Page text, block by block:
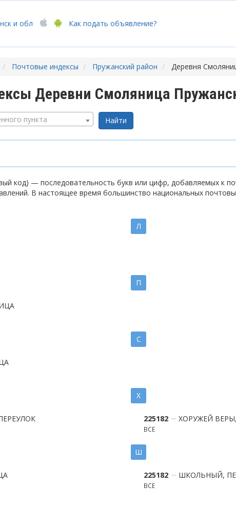
и обл Как подать объявление?
Почтовые индексы Пружанский район Деревня
Деревни Смоляница
пункта
код) — последовательность букв или цифр, добавляемых к
В настоящее время большинство национальных
Л
П
С
Х
225182 ХОРУЖЕЙ
ВСЕ
Ш
225182 ШКОЛЬНЫЙ,
ВСЕ